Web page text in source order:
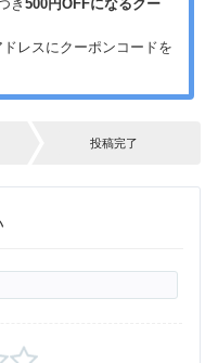
き 500円OFFになるクー
レスにクーポンコードを
投稿完了